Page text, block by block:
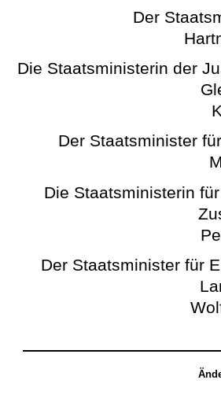
Der
Die Staatsministerin der
Der Staatsminister
Die Staatsministerin
Der Staatsminister für